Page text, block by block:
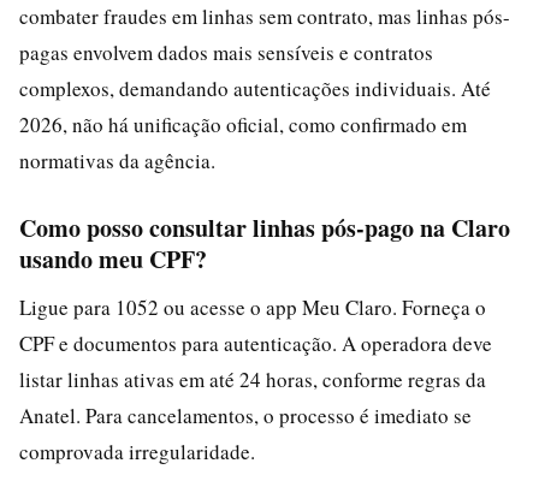
combater fraudes em linhas sem contrato, mas linhas pós-
pagas envolvem dados mais sensíveis e contratos
complexos, demandando autenticações individuais. Até
2026, não há unificação oficial, como confirmado em
normativas da agência.
Como posso consultar linhas pós-pago na Claro
usando meu CPF?
Ligue para 1052 ou acesse o app Meu Claro. Forneça o
CPF e documentos para autenticação. A operadora deve
listar linhas ativas em até 24 horas, conforme regras da
Anatel. Para cancelamentos, o processo é imediato se
comprovada irregularidade.